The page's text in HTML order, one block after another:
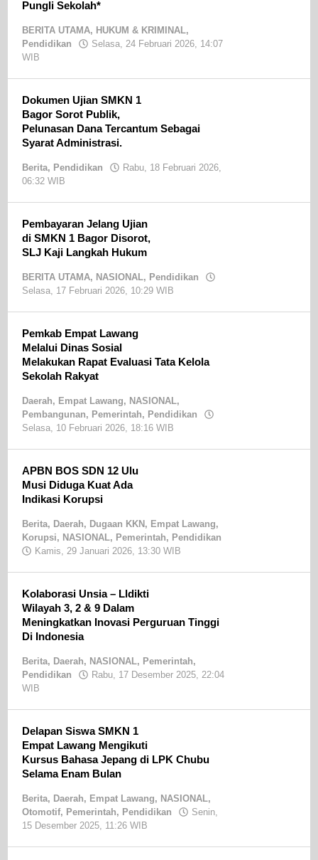
Pungli Sekolah*
BERITA UTAMA, HUKUM & KRIMINAL,
Pendidikan
Selasa, 24 Februari 2026, 14:07
WIB
Jurnalis
Nganjuk
Dokumen Ujian SMKN 1
Bagor Sorot Publik,
Pelunasan Dana Tercantum Sebagai
Syarat Administrasi.
Berita, Pendidikan
Rabu, 18 Februari 2026,
06:32 WIB
Jurnalis
Nganjuk
Pembayaran Jelang Ujian
di SMKN 1 Bagor Disorot,
SLJ Kaji Langkah Hukum
BERITA UTAMA, NASIONAL, Pendidikan
Selasa, 17 Februari 2026, 10:29 WIB
Pemkab Empat Lawang
Melalui Dinas Sosial
Melakukan Rapat Evaluasi Tata Kelola
Sekolah Rakyat
Daerah, Empat Lawang, NASIONAL,
Pembangunan, Pemerintah, Pendidikan
Selasa, 10 Februari 2026, 18:16 WIB
APBN BOS SDN 12 Ulu
Musi Diduga Kuat Ada
Indikasi Korupsi
Berita, Daerah, Dugaan KKN , Empat Lawang,
Korupsi, NASIONAL, Pemerintah, Pendidikan
Kamis, 29 Januari 2026, 13:30 WIB
Kolaborasi Unsia – Lldikti
Wilayah 3, 2 & 9 Dalam
Meningkatkan Inovasi Perguruan Tinggi
Di Indonesia
Berita, Daerah, NASIONAL, Pemerintah,
Pendidikan
Rabu, 17 Desember 2025, 22:04
WIB
Delapan Siswa SMKN 1
Empat Lawang Mengikuti
Kursus Bahasa Jepang di LPK Chubu
Selama Enam Bulan
Berita, Daerah, Empat Lawang, NASIONAL,
Otomotif, Pemerintah, Pendidikan
Senin,
15 Desember 2025, 11:26 WIB